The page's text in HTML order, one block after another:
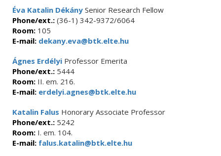
Éva Katalin Dékány Senior Research Fellow
Phone/ext.: (36-1) 342-9372/6064
Room: 105
E-mail: dekany.eva@btk.elte.hu
Ágnes Erdélyi Professor Emerita
Phone/ext.: 5444
Room: II. em. 216.
E-mail: erdelyi.agnes@btk.elte.hu
Katalin Falus Honorary Associate Professor
Phone/ext.: 5242
Room: I. em. 104.
E-mail: falus.katalin@btk.elte.hu